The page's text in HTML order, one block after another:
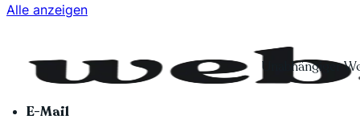
Alle anzeigen
Unabhängiger
E-Mail